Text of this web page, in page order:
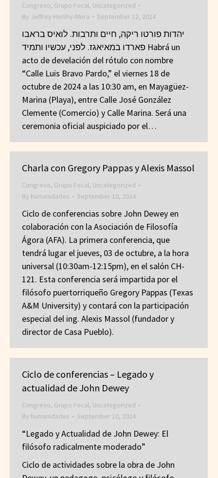
Congreso, Grupo Focal, Uncategorized
By Jeffrey Herlihy-Mera September 12, 2024
יהדות פורטו ריקה, חיים ותרבות. לואיס בראבו
פארדו במאיאגז. לפני, עכשיו ותמיד Habrá un
acto de develación del rótulo con nombre
“Calle Luis Bravo Pardo,” el viernes 18 de
octubre de 2024 a las 10:30 am, en Mayagüez-
Marina (Playa), entre Calle José González
Clemente (Comercio) y Calle Marina. Será una
ceremonia oficial auspiciado por el…
Charla con Gregory Pappas y Alexis Massol
Congreso, Grupo Focal, Uncategorized
By humanidades September 10, 2024
Ciclo de conferencias sobre John Dewey en
colaboración con la Asociación de Filosofía
Ágora (AFA). La primera conferencia, que
tendrá lugar el jueves, 03 de octubre, a la hora
universal (10:30am-12:15pm), en el salón CH-
121. Esta conferencia será impartida por el
filósofo puertorriqueño Gregory Pappas (Texas
A&M University) y contará con la participación
especial del ing. Alexis Massol (fundador y
director de Casa Pueblo).
Ciclo de conferencias – Legado y
actualidad de John Dewey
Congreso, Grupo Focal, Uncategorized
By humanidades September 10, 2024
“Legado y Actualidad de John Dewey: El
filósofo radicalmente moderado”
Ciclo de actividades sobre la obra de John